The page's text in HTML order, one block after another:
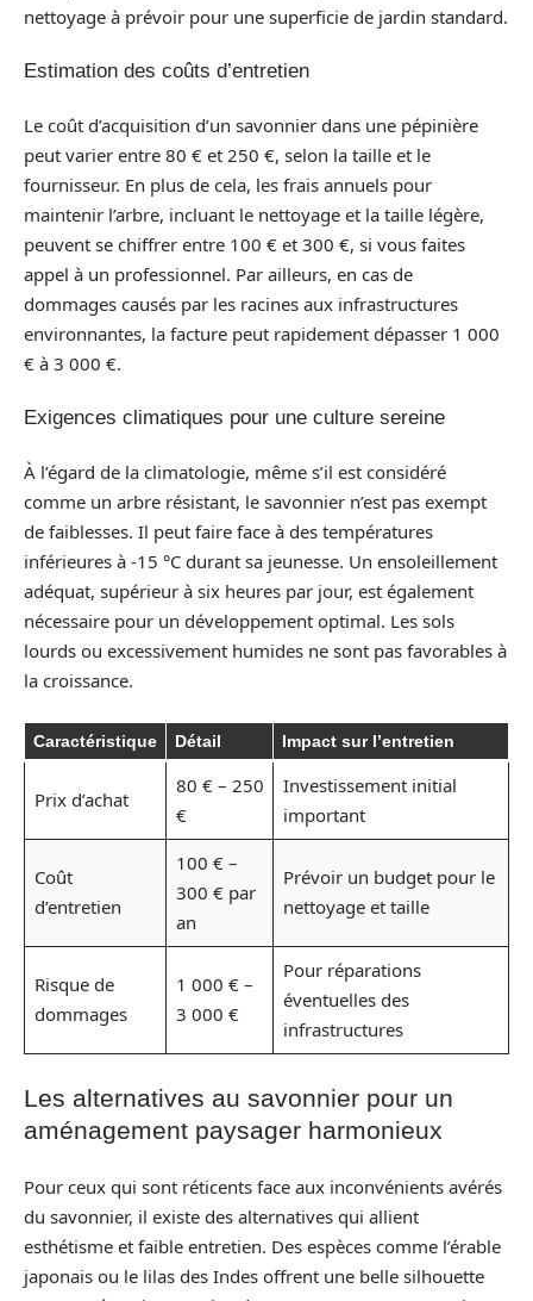
nettoyage à prévoir pour une superficie de jardin standard.
Estimation des coûts d’entretien
Le coût d’acquisition d’un savonnier dans une pépinière
peut varier entre 80 € et 250 €, selon la taille et le
fournisseur. En plus de cela, les frais annuels pour
maintenir l’arbre, incluant le nettoyage et la taille légère,
peuvent se chiffrer entre 100 € et 300 €, si vous faites
appel à un professionnel. Par ailleurs, en cas de
dommages causés par les racines aux infrastructures
environnantes, la facture peut rapidement dépasser 1 000
€ à 3 000 €.
Exigences climatiques pour une culture sereine
À l’égard de la climatologie, même s’il est considéré
comme un arbre résistant, le savonnier n’est pas exempt
de faiblesses. Il peut faire face à des températures
inférieures à -15 °C durant sa jeunesse. Un ensoleillement
adéquat, supérieur à six heures par jour, est également
nécessaire pour un développement optimal. Les sols
lourds ou excessivement humides ne sont pas favorables à
la croissance.
Caractéristique Détail Impact sur l’entretien
Prix d’achat
80 € – 250
€
Investissement initial
important
Coût
d’entretien
100 € –
300 € par
an
Prévoir un budget pour le
nettoyage et taille
Risque de
dommages
1 000 € –
3 000 €
Pour réparations
éventuelles des
infrastructures
Les alternatives au savonnier pour un
aménagement paysager harmonieux
Pour ceux qui sont réticents face aux inconvénients avérés
du savonnier, il existe des alternatives qui allient
esthétisme et faible entretien. Des espèces comme l’érable
japonais ou le lilas des Indes offrent une belle silhouette